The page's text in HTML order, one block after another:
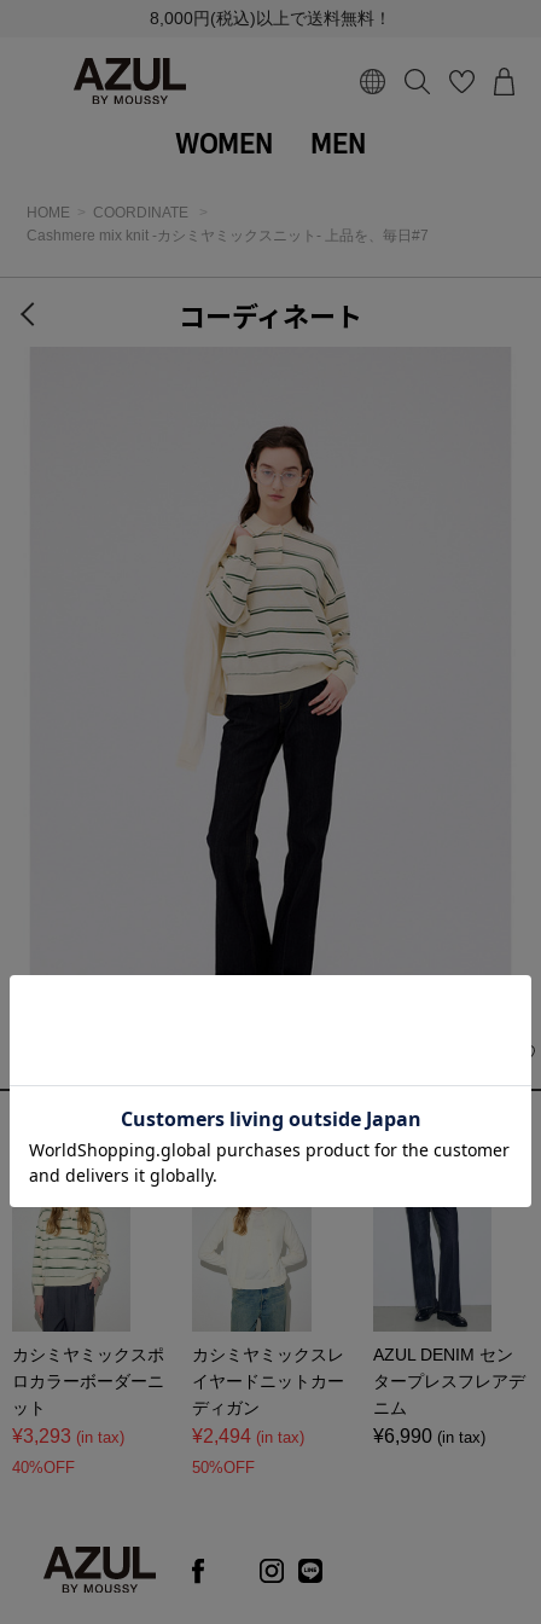
8,000円(税込)以上で送料無料！
WOMEN MEN
HOME
COORDINATE
Cashmere mix knit -カシミヤミックスニット- 上品を、毎日#7
コーディネート
コーディネートアイテム
カシミヤミックスポ
ロカラーボーダーニ
ット
¥3,293 (in tax)
40%OFF
カシミヤミックスレ
イヤードニットカー
ディガン
¥2,494 (in tax)
50%OFF
AZUL DENIM セン
タープレスフレアデ
ニム
¥6,990(in tax)